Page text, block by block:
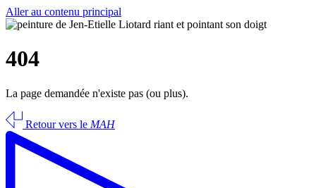
Aller au contenu principal
404
La page demandée n'existe pas (ou plus).
Retour vers le MAH